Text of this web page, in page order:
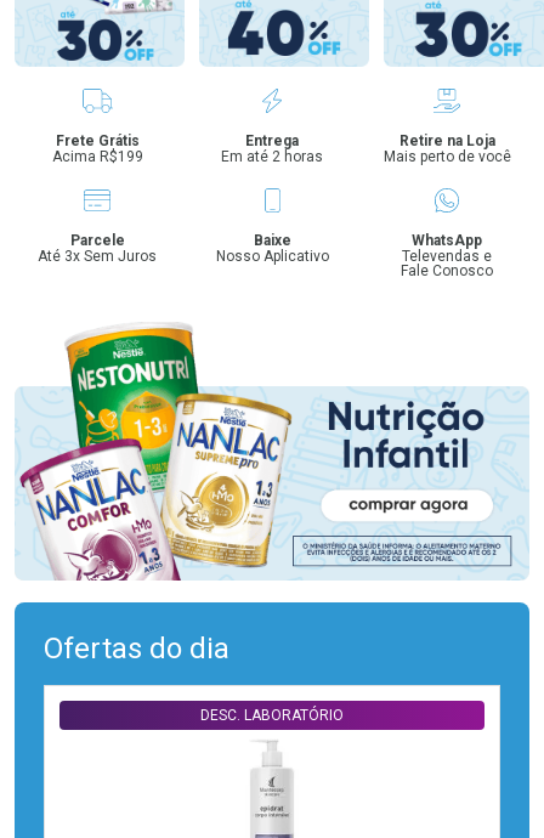
Benefícios
Frete Grátis
Acima R$199
Entrega
Em até 2 horas
Retire na Loja
Mais perto de você
Parcele
Até 3x Sem Juros
Baixe
Nosso Aplicativo
WhatsApp
Televendas e
Fale Conosco
Ofertas do dia
DESC. LABORATÓRIO